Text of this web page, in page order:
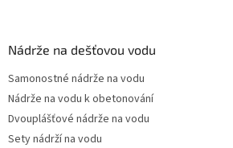
Nádrže na dešťovou vodu
Samonostné nádrže na vodu
Nádrže na vodu k obetonování
Dvouplášťové nádrže na vodu
Sety nádrží na vodu